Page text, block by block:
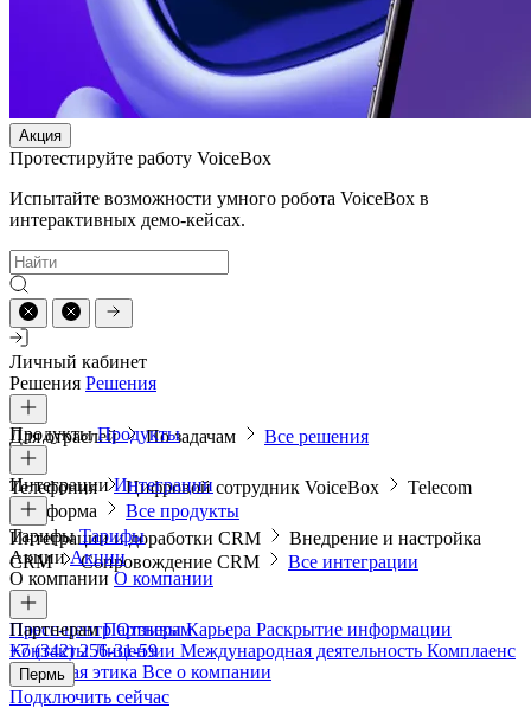
Акция
Протестируйте работу VoiceBox
Испытайте возможности умного робота VoiceBox в
интерактивных демо-кейсах.
Личный кабинет
Решения Решения
Для отраслей По задачам Все решения
ПродуктыПродукты
Телефония Цифровой сотрудник VoiceBox
Telecom
платформа
Все продукты
ИнтеграцииИнтеграции
Интеграции и доработки CRM
Внедрение и настройка
CRM
Сопровождение CRM Все интеграции
ТарифыТарифы
АкцииАкции
О компании О компании
Пресс-центрОтзывыКарьера Раскрытие информации
КонтактыЛицензии Международная деятельность Комплаенс
и деловая этика Все о компании
ПартнерамПартнерам
+7 (342) 256-31-59
Пермь
Подключить сейчас